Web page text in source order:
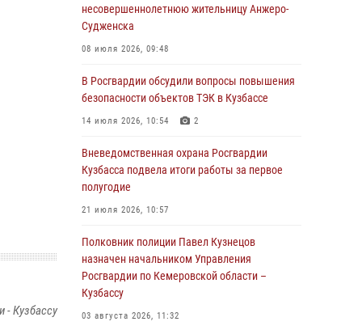
- Кузбассу
служебно-боевой стрельбе
05 августа 2026, 10:53
дебошира, устроившего конфликт в
медицинском учреждении
05 августа 2026, 09:30
Росгвардейцы задержали участника драки,
причинившего побои оппоненту
05 августа 2026, 08:50
общественного порядка на городском пляже
05 августа 2026, 08:10
Росгвардейцы в Юрге пресекли попытку
проникновения на территорию частного
несовершеннолетнюю жительницу Анжеро-
Судженска
08 июля 2026, 09:48
В Росгвардии обсудили вопросы повышения
безопасности объектов ТЭК в Кузбассе
14 июля 2026, 10:54 2
Вневедомственная охрана Росгвардии
Кузбасса подвела итоги работы за первое
полугодие
21 июля 2026, 10:57
Полковник полиции Павел Кузнецов
назначен начальником Управления
Росгвардии по Кемеровской области –
Кузбассу
03 августа 2026, 11:32